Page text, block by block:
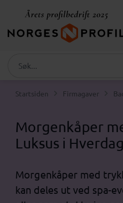
Startsiden Firmagaver
Morgenkåper
Luksus i
Morgenkåper med
kan deles ut ved spa-